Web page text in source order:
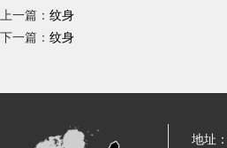
上一篇： 纹身
下一篇： 纹身
地址：